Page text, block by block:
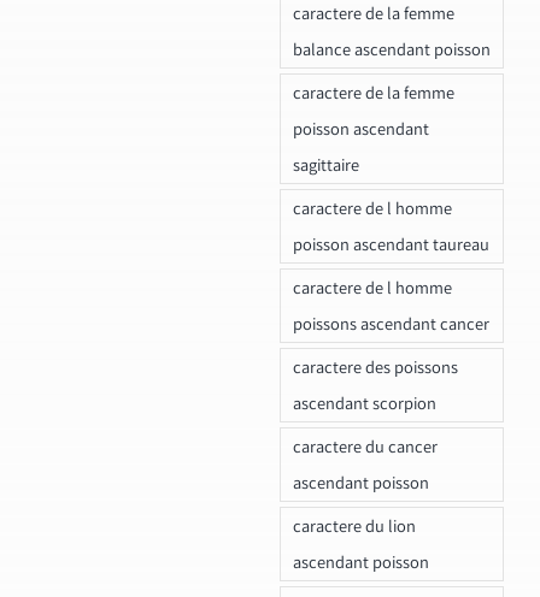
caractere de la femme
balance ascendant poisson
caractere de la femme
poisson ascendant
sagittaire
caractere de l homme
poisson ascendant taureau
caractere de l homme
poissons ascendant cancer
caractere des poissons
ascendant scorpion
caractere du cancer
ascendant poisson
caractere du lion
ascendant poisson